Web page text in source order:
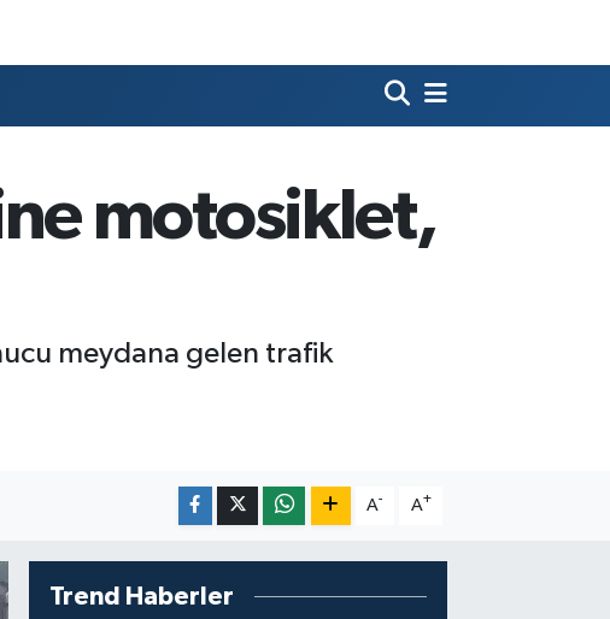
motosiklet,
meydana gelen trafik
A- A+
Trend Haberler